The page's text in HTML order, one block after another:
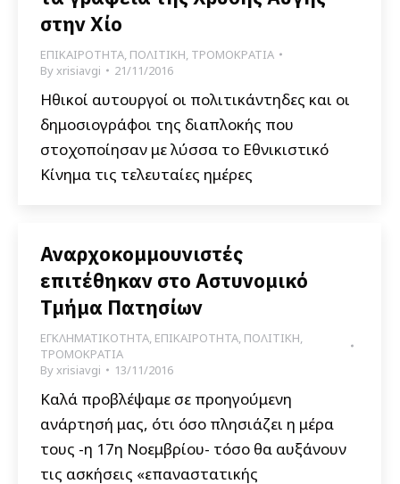
στην Χίο
ΕΠΙΚΑΙΡΟΤΗΤΑ, ΠΟΛΙΤΙΚΗ, ΤΡΟΜΟΚΡΑΤΙΑ
Byxrisiavgi 21/11/2016
Ηθικοί αυτουργοί οι πολιτικάντηδες και οι
δημοσιογράφοι της διαπλοκής που
στοχοποίησαν με λύσσα το Εθνικιστικό
Κίνημα τις τελευταίες ημέρες
Αναρχοκομμουνιστές
επιτέθηκαν στο Αστυνομικό
Τμήμα Πατησίων
ΕΓΚΛΗΜΑΤΙΚΟΤΗΤΑ, ΕΠΙΚΑΙΡΟΤΗΤΑ, ΠΟΛΙΤΙΚΗ,
ΤΡΟΜΟΚΡΑΤΙΑ
Byxrisiavgi 13/11/2016
Καλά προβλέψαμε σε προηγούμενη
ανάρτησή μας, ότι όσο πλησιάζει η μέρα
τους -η 17η Νοεμβρίου- τόσο θα αυξάνουν
τις ασκήσεις «επαναστατικής